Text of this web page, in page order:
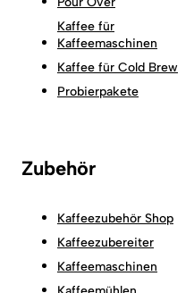
Kaffee für
Kaffeemaschinen
Kaffee für Cold Brew
Probierpakete
Zubehör
Kaffeezubehör Shop
Kaffeezubereiter
Kaffeemaschinen